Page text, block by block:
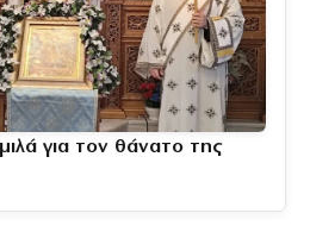
μιλά για τον θάνατο της